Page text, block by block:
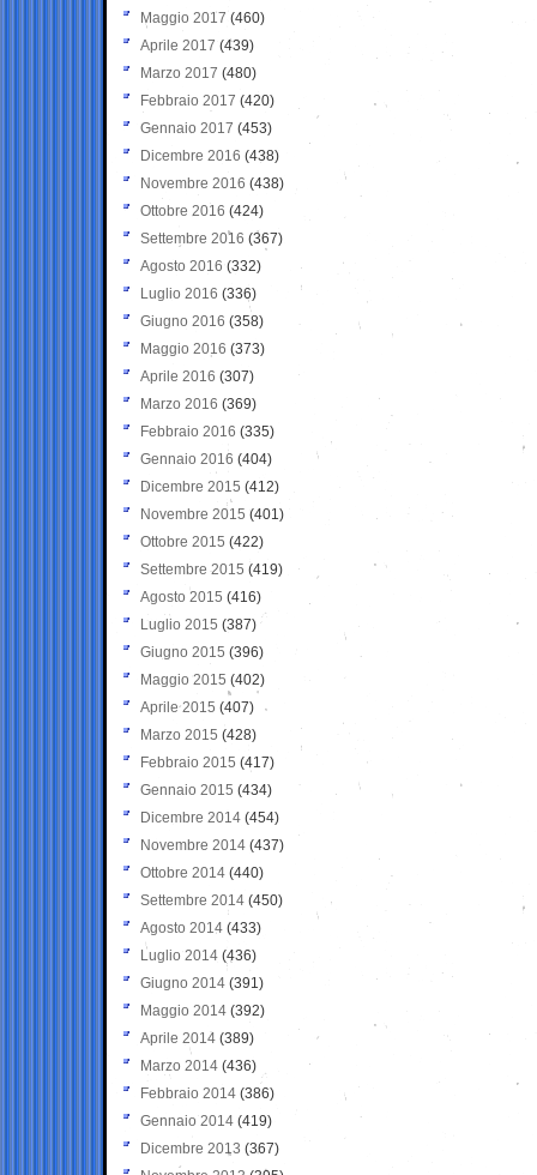
Maggio 2017 (460)
Aprile 2017 (439)
Marzo 2017 (480)
Febbraio 2017 (420)
Gennaio 2017 (453)
Dicembre 2016 (438)
Novembre 2016 (438)
Ottobre 2016 (424)
Settembre 2016 (367)
Agosto 2016 (332)
Luglio 2016 (336)
Giugno 2016 (358)
Maggio 2016 (373)
Aprile 2016 (307)
Marzo 2016 (369)
Febbraio 2016 (335)
Gennaio 2016 (404)
Dicembre 2015 (412)
Novembre 2015 (401)
Ottobre 2015 (422)
Settembre 2015 (419)
Agosto 2015 (416)
Luglio 2015 (387)
Giugno 2015 (396)
Maggio 2015 (402)
Aprile 2015 (407)
Marzo 2015 (428)
Febbraio 2015 (417)
Gennaio 2015 (434)
Dicembre 2014 (454)
Novembre 2014 (437)
Ottobre 2014 (440)
Settembre 2014 (450)
Agosto 2014 (433)
Luglio 2014 (436)
Giugno 2014 (391)
Maggio 2014 (392)
Aprile 2014 (389)
Marzo 2014 (436)
Febbraio 2014 (386)
Gennaio 2014 (419)
Dicembre 2013 (367)